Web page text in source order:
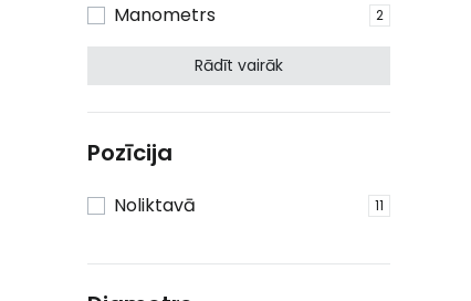
Manometrs 2
Rādīt vairāk
Pozīcija
Noliktavā 11